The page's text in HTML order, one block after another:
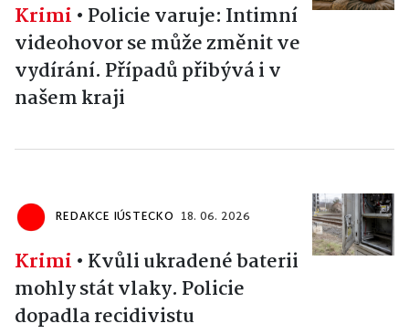
Krimi • Policie varuje: Intimní
videohovor se může změnit ve
vydírání. Případů přibývá i v
našem kraji
REDAKCE IÚSTECKO 18. 06. 2026
Krimi • Kvůli ukradené baterii
mohly stát vlaky. Policie
dopadla recidivistu